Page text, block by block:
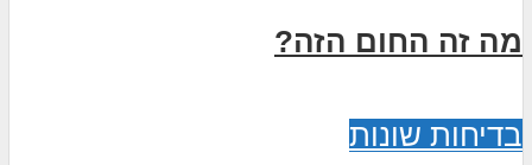
מה זה החום הזה?
בדיחות שונות